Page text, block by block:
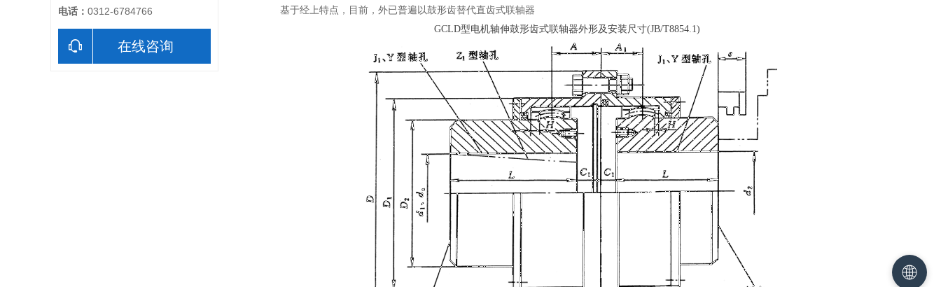
电话： 0312-6784766
在线咨询
基于经上特点，目前，外已普遍以鼓形齿替代直齿式联轴器
GCLD型电机轴伸鼓形齿式联轴器外形及安装尺寸(JB/T8854.1)